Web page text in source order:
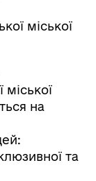
міської
на
та